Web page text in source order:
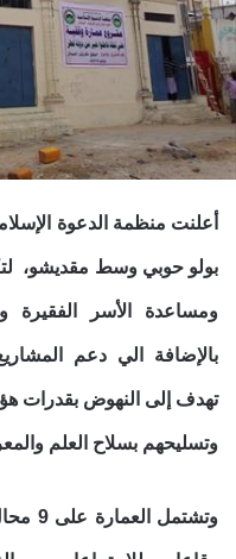
أعلنت منظمة الدعوة
بولو حوبي وسط مقديشو،
ومساعدة الأسر الفقيرة
بالإضافة الي دعم
تهدف إلى النهوض بقدرات
وتسليحهم بسلاح العلم